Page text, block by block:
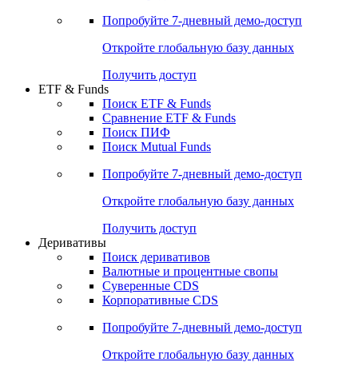
Получить доступ
Поиск кредитов
Попробуйте7-дневный
Откройте глобальную базу данных
Получить доступ
ETF & Funds
Сравнение ETF & Funds
Поиск Mutual Funds
Попробуйте7-дневный
Откройте глобальную базу данных
Получить доступ
Деривативы
Валютные и процентные свопы
Корпоративные CDS